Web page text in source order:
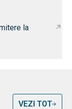
la
VEZI TOT